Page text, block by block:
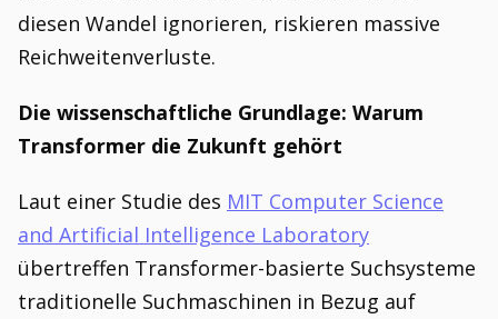
diesen Wandel ignorieren, riskieren massive
Reichweitenverluste.
Die wissenschaftliche Grundlage: Warum
Transformer die Zukunft gehört
Laut einer Studie des MIT Computer Science
and Artificial Intelligence Laboratory
übertreffen Transformer-basierte Suchsysteme
traditionelle Suchmaschinen in Bezug auf